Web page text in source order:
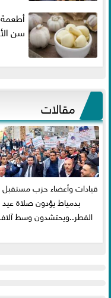
سن
مقالات
قيادات وأعضاء حزب
بدمياط يؤدون صلاة عيد
الفطر..ويحتشدون وسط